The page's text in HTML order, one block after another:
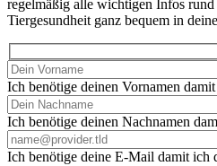
regelmäßig alle wichtigen Infos
Tiergesundheit ganz bequem in
Ich benötige deinen Vornamen
Ich benötige deinen Nachnamen
Ich benötige deine E-Mail damit ich